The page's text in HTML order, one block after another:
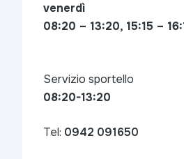
venerdì
08:20 – 13:20, 15:15 –
Servizio sportello
08:20-13:20
Tel: 0942 091650